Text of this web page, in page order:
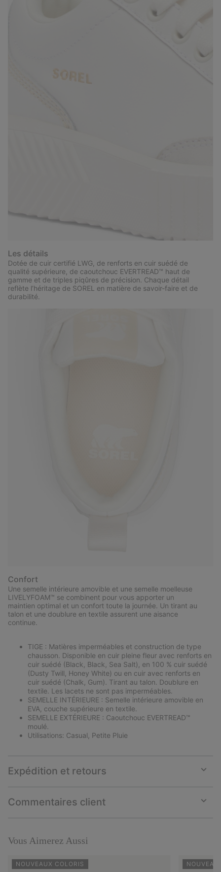
Les détails
Dotée de cuir certifié LWG, de renforts en cuir suédé de
qualité supérieure, de caoutchouc EVERTREAD™ haut de
gamme et de triples piqûres de précision. Chaque détail
reflète l’héritage de SOREL en matière de savoir-faire et de
durabilité.
Confort
Une semelle intérieure amovible et une semelle moelleuse
LIVELYFOAM™ se combinent pour vous apporter un
maintien optimal et un confort toute la journée. Un tirant au
talon et une doublure en textile assurent une aisance
continue.
TIGE : Matières imperméables et construction de type
chausson. Disponible en cuir pleine fleur avec renforts en
cuir suédé (Black, Black, Sea Salt), en 100 % cuir suédé
(Dusty Twill, Honey White) ou en cuir avec renforts en
cuir suédé (Chalk, Gum). Tirant au talon. Doublure en
textile. Les lacets ne sont pas imperméables.
SEMELLE INTÉRIEURE : Semelle intérieure amovible en
EVA, couche supérieure en textile.
SEMELLE EXTÉRIEURE : Caoutchouc EVERTREAD™
moulé.
Utilisations: Casual, Petite Pluie
Expédition et retours
or
Commentaires client
or
Vous Aimerez Aussi
NOUVEAUX COLORIS NOUVEAU